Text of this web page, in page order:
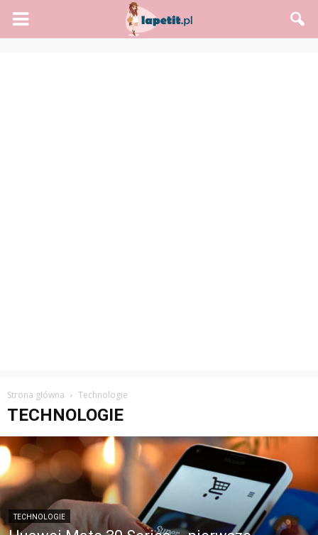
Strona główna Technologie
TECHNOLOGIE
TECHNOLOGIE